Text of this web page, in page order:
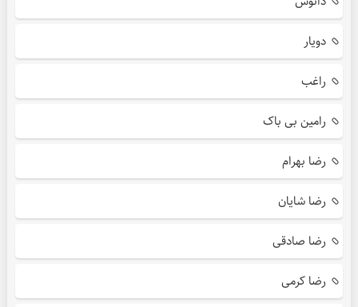
دویار
راغب
رامین بی باک
رضا بهرام
رضا شایان
رضا صادقی
رضا کرمی